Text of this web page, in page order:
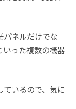
パネルだけでな
いった複数の機器
ているので、気に